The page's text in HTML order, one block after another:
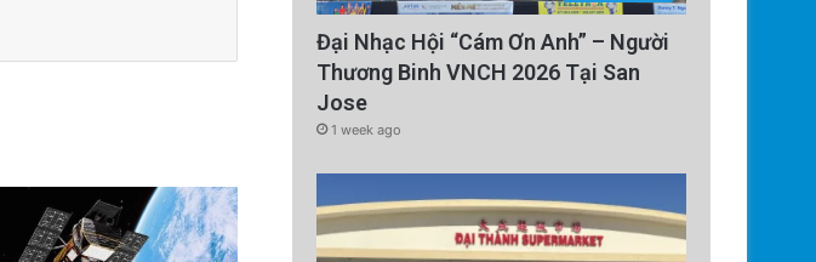
Đại Nhạc Hội “Cám Ơn Anh” – Người
Thương Binh VNCH 2026 Tại San
Jose
1 week ago